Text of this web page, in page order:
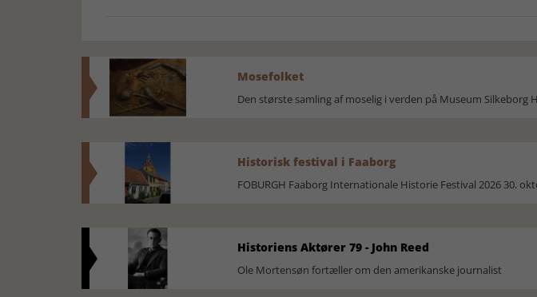
Mosefolket
Den største samling af moselig i verden på Museum Silkeborg
Historisk festival i Faaborg
FOBURGH Faaborg Internationale Historie Festival 2026 30.
Historiens Aktører 79 - John Reed
Ole Mortensøn fortæller om den amerikanske journalist